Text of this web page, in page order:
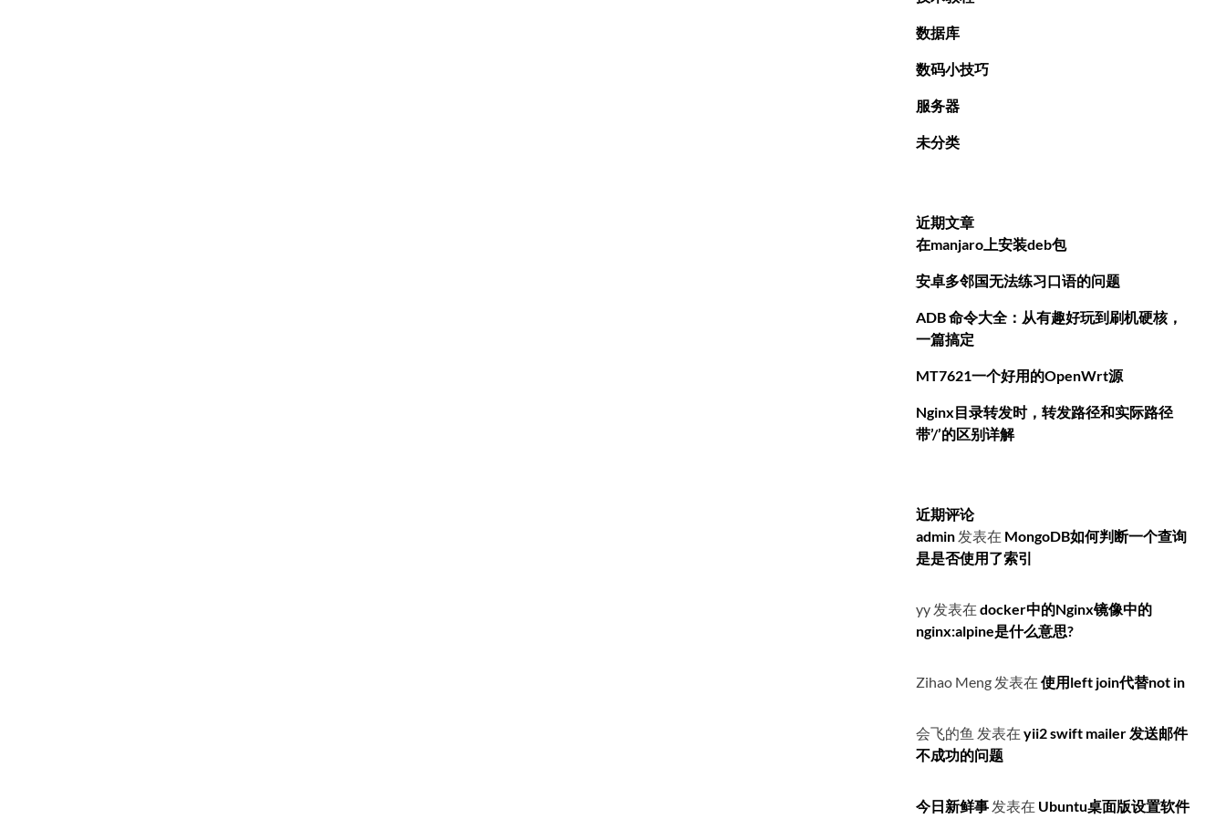
数据库
数码小技巧
服务器
未分类
近期文章
在manjaro上安装deb包
安卓多邻国无法练习口语的问题
ADB 命令大全：从有趣好玩到刷机硬核，
一篇搞定
MT7621一个好用的OpenWrt源
Nginx目录转发时，转发路径和实际路径
带’/’的区别详解
近期评论
admin 发表在 MongoDB如何判断一个查询
是是否使用了索引
yy 发表在 docker中的Nginx镜像中的
nginx:alpine是什么意思?
Zihao Meng 发表在 使用left join代替not in
会飞的鱼 发表在 yii2 swift mailer 发送邮件
不成功的问题
今日新鲜事 发表在 Ubuntu桌面版设置软件